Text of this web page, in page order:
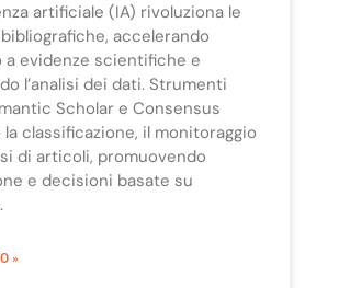
artificiale (IA) rivoluziona le
accelerando
a evidenze scientifiche e
l’analisi dei dati. Strumenti
Scholar e Consensus
classificazione, il monitoraggio
di articoli, promuovendo
e decisioni basate su
»